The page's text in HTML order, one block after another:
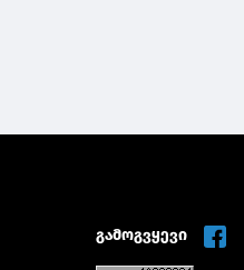
გამოგვყევი